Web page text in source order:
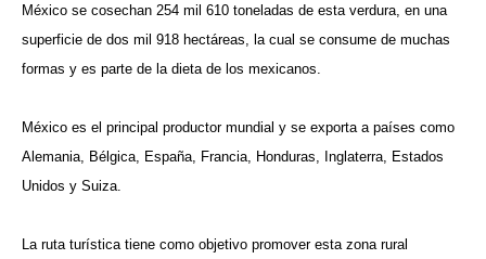
México se cosechan 254 mil 610 toneladas de esta verdura, en una
superficie de dos mil 918 hectáreas, la cual se consume de muchas
formas y es parte de la dieta de los mexicanos.
México es el principal productor mundial y se exporta a países como
Alemania, Bélgica, España, Francia, Honduras, Inglaterra, Estados
Unidos y Suiza.
La ruta turística tiene como objetivo promover esta zona rural